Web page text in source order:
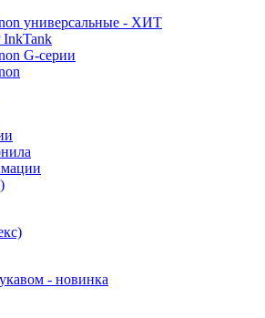
универсальные - ХИТ
InkTank
G-серии
- новинка